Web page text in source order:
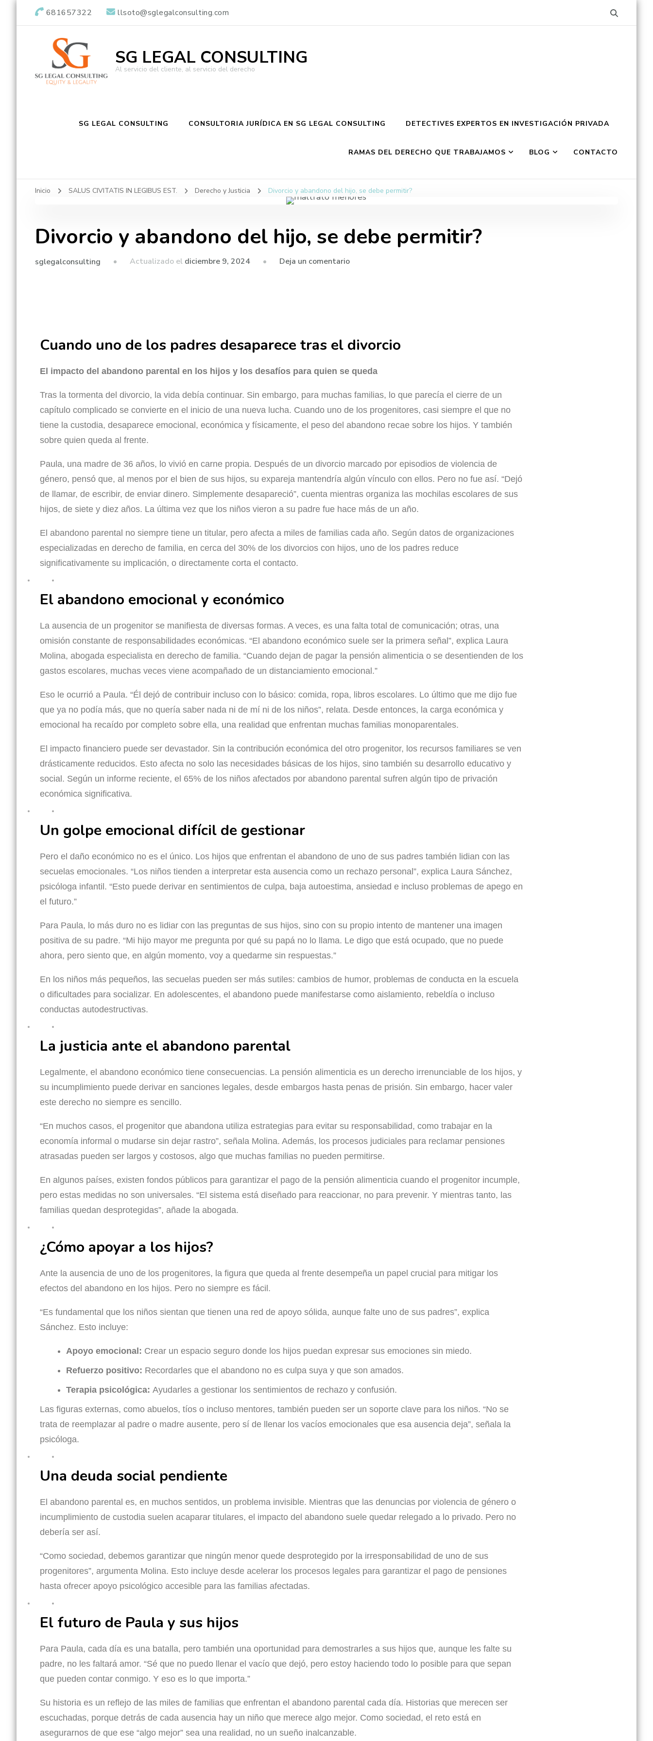
681657322 llsoto@sglegalconsulting.com
SG LEGAL CONSULTING
Al servicio del cliente, al servicio del derecho
SG LEGAL CONSULTING CONSULTORIA JURÍDICA EN SG LEGAL CONSULTING DETECTIVES EXPERTOS EN INVESTIGACIÓN PRIVADA
RAMAS DEL DERECHO QUE TRABAJAMOS BLOG CONTACTO
Inicio SALUS CIVITATIS IN LEGIBUS EST. Derecho y Justicia Divorcio y abandono del hijo, se debe permitir?
Divorcio y abandono del hijo, se debe permitir?
sglegalconsulting Actualizado el diciembre 9, 2024 Deja un comentario
Cuando uno de los padres desaparece tras el divorcio
El impacto del abandono parental en los hijos y los desafíos para quien se queda
Tras la tormenta del divorcio, la vida debía continuar. Sin embargo, para muchas familias, lo que parecía el cierre de un
capítulo complicado se convierte en el inicio de una nueva lucha. Cuando uno de los progenitores, casi siempre el que no
tiene la custodia, desaparece emocional, económica y físicamente, el peso del abandono recae sobre los hijos. Y también
sobre quien queda al frente.
Paula, una madre de 36 años, lo vivió en carne propia. Después de un divorcio marcado por episodios de violencia de
género, pensó que, al menos por el bien de sus hijos, su expareja mantendría algún vínculo con ellos. Pero no fue así. “Dejó
de llamar, de escribir, de enviar dinero. Simplemente desapareció”, cuenta mientras organiza las mochilas escolares de sus
hijos, de siete y diez años. La última vez que los niños vieron a su padre fue hace más de un año.
El abandono parental no siempre tiene un titular, pero afecta a miles de familias cada año. Según datos de organizaciones
especializadas en derecho de familia, en cerca del 30% de los divorcios con hijos, uno de los padres reduce
significativamente su implicación, o directamente corta el contacto.
El abandono emocional y económico
La ausencia de un progenitor se manifiesta de diversas formas. A veces, es una falta total de comunicación; otras, una
omisión constante de responsabilidades económicas. “El abandono económico suele ser la primera señal”, explica Laura
Molina, abogada especialista en derecho de familia. “Cuando dejan de pagar la pensión alimenticia o se desentienden de los
gastos escolares, muchas veces viene acompañado de un distanciamiento emocional.”
Eso le ocurrió a Paula. “Él dejó de contribuir incluso con lo básico: comida, ropa, libros escolares. Lo último que me dijo fue
que ya no podía más, que no quería saber nada ni de mí ni de los niños”, relata. Desde entonces, la carga económica y
emocional ha recaído por completo sobre ella, una realidad que enfrentan muchas familias monoparentales.
El impacto financiero puede ser devastador. Sin la contribución económica del otro progenitor, los recursos familiares se ven
drásticamente reducidos. Esto afecta no solo las necesidades básicas de los hijos, sino también su desarrollo educativo y
social. Según un informe reciente, el 65% de los niños afectados por abandono parental sufren algún tipo de privación
económica significativa.
Un golpe emocional difícil de gestionar
Pero el daño económico no es el único. Los hijos que enfrentan el abandono de uno de sus padres también lidian con las
secuelas emocionales. “Los niños tienden a interpretar esta ausencia como un rechazo personal”, explica Laura Sánchez,
psicóloga infantil. “Esto puede derivar en sentimientos de culpa, baja autoestima, ansiedad e incluso problemas de apego en
el futuro.”
Para Paula, lo más duro no es lidiar con las preguntas de sus hijos, sino con su propio intento de mantener una imagen
positiva de su padre. “Mi hijo mayor me pregunta por qué su papá no lo llama. Le digo que está ocupado, que no puede
ahora, pero siento que, en algún momento, voy a quedarme sin respuestas.”
En los niños más pequeños, las secuelas pueden ser más sutiles: cambios de humor, problemas de conducta en la escuela
o dificultades para socializar. En adolescentes, el abandono puede manifestarse como aislamiento, rebeldía o incluso
conductas autodestructivas.
La justicia ante el abandono parental
Legalmente, el abandono económico tiene consecuencias. La pensión alimenticia es un derecho irrenunciable de los hijos, y
su incumplimiento puede derivar en sanciones legales, desde embargos hasta penas de prisión. Sin embargo, hacer valer
este derecho no siempre es sencillo.
“En muchos casos, el progenitor que abandona utiliza estrategias para evitar su responsabilidad, como trabajar en la
economía informal o mudarse sin dejar rastro”, señala Molina. Además, los procesos judiciales para reclamar pensiones
atrasadas pueden ser largos y costosos, algo que muchas familias no pueden permitirse.
En algunos países, existen fondos públicos para garantizar el pago de la pensión alimenticia cuando el progenitor incumple,
pero estas medidas no son universales. “El sistema está diseñado para reaccionar, no para prevenir. Y mientras tanto, las
familias quedan desprotegidas”, añade la abogada.
¿Cómo apoyar a los hijos?
Ante la ausencia de uno de los progenitores, la figura que queda al frente desempeña un papel crucial para mitigar los
efectos del abandono en los hijos. Pero no siempre es fácil.
“Es fundamental que los niños sientan que tienen una red de apoyo sólida, aunque falte uno de sus padres”, explica
Sánchez. Esto incluye:
Apoyo emocional: Crear un espacio seguro donde los hijos puedan expresar sus emociones sin miedo.
Refuerzo positivo: Recordarles que el abandono no es culpa suya y que son amados.
Terapia psicológica: Ayudarles a gestionar los sentimientos de rechazo y confusión.
Las figuras externas, como abuelos, tíos o incluso mentores, también pueden ser un soporte clave para los niños. “No se
trata de reemplazar al padre o madre ausente, pero sí de llenar los vacíos emocionales que esa ausencia deja”, señala la
psicóloga.
Una deuda social pendiente
El abandono parental es, en muchos sentidos, un problema invisible. Mientras que las denuncias por violencia de género o
incumplimiento de custodia suelen acaparar titulares, el impacto del abandono suele quedar relegado a lo privado. Pero no
debería ser así.
“Como sociedad, debemos garantizar que ningún menor quede desprotegido por la irresponsabilidad de uno de sus
progenitores”, argumenta Molina. Esto incluye desde acelerar los procesos legales para garantizar el pago de pensiones
hasta ofrecer apoyo psicológico accesible para las familias afectadas.
El futuro de Paula y sus hijos
Para Paula, cada día es una batalla, pero también una oportunidad para demostrarles a sus hijos que, aunque les falte su
padre, no les faltará amor. “Sé que no puedo llenar el vacío que dejó, pero estoy haciendo todo lo posible para que sepan
que pueden contar conmigo. Y eso es lo que importa.”
Su historia es un reflejo de las miles de familias que enfrentan el abandono parental cada día. Historias que merecen ser
escuchadas, porque detrás de cada ausencia hay un niño que merece algo mejor. Como sociedad, el reto está en
asegurarnos de que ese “algo mejor” sea una realidad, no un sueño inalcanzable.